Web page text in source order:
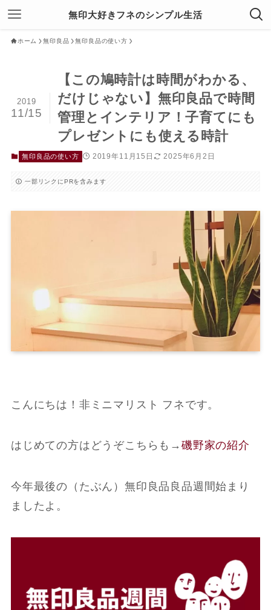
無印大好きフネのシンプル生活
ホーム 無印良品 無印良品の使い方
【この鳩時計は時間がわかる、
だけじゃない】無印良品で時間
管理とインテリア！子育てにも
プレゼントにも使える時計
2019
11/15
無印良品の使い方 2019年11月15日 2025年6月2日
一部リンクにPRを含みます
こんにちは！非ミニマリスト フネです。
はじめての方はどうぞこちらも →磯野家の紹介
今年最後の（たぶん）無印良品良品週間始まり
ましたよ。